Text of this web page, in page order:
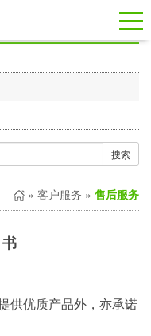
搜索
» 客户服务 » 售后服务
供优质产品外，亦承诺